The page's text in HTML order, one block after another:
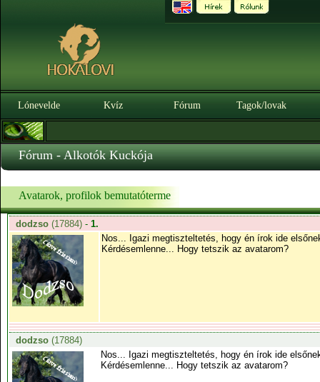
Lónevelde Kvíz Fórum Tagok/lovak
Fórum - Alkotók Kuckója
Avatarok, profilok bemutatóterme
dodzso(17884) - 1.
Nos... Igazi megtiszteltetés, hogy én írok ide
Kérdésemlenne... Hogy tetszik az avatarom?
dodzso(17884)
Nos... Igazi megtiszteltetés, hogy én írok ide
Kérdésemlenne... Hogy tetszik az avatarom?